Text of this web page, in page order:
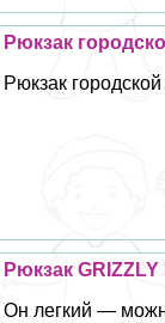
Рюкзак
Рюкзак
Рюкзак
Он легкий —